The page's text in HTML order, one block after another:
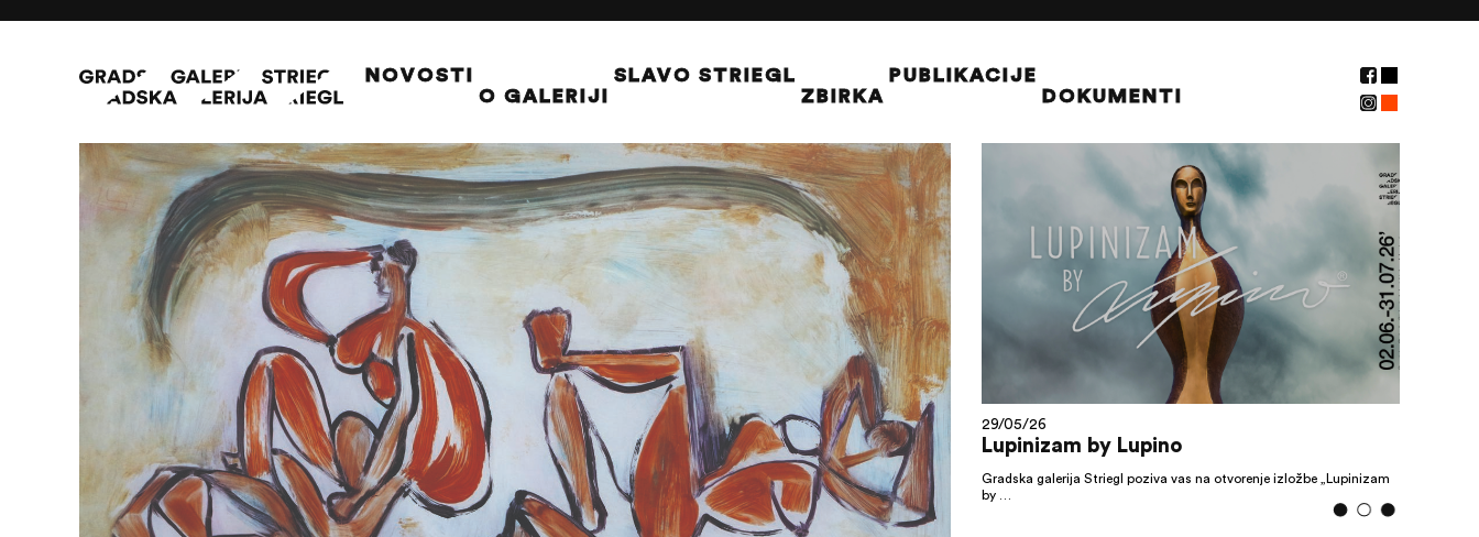
NOVOSTI
O GALERIJI
SLAVO STRIEGL
ZBIRKA
PUBLIKACIJE
DOKUMENTI
29/05/26
Lupinizam by Lupino
Gradska galerija Striegl poziva vas na otvorenje izložbe „Lupinizam
by …